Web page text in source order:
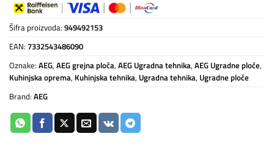
Šifra proizvoda: 949492153
EAN: 7332543486090
Oznake: AEG, AEG grejna ploča, AEG Ugradna tehnika, AEG Ugradne ploče,
Kuhinjska oprema, Kuhinjska tehnika, Ugradna tehnika, Ugradne ploče
Brand: AEG